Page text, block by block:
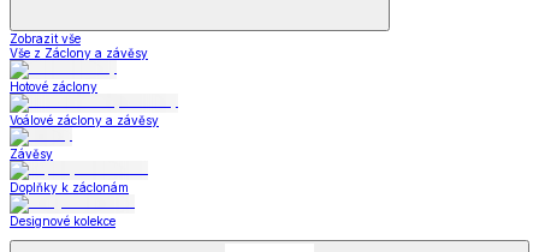
Zobrazit vše
Vše z Záclony a závěsy
Hotové záclony
Voálové záclony a závěsy
Závěsy
Doplňky k záclonám
Designové kolekce